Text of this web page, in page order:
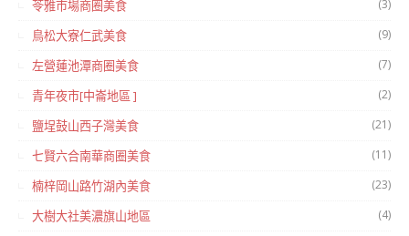
苓雅市場商圈美食 (3)
鳥松大寮仁武美食 (9)
左營蓮池潭商圈美食 (7)
青年夜市[中崙地區 ] (2)
鹽埕鼓山西子灣美食 (21)
七賢六合南華商圈美食 (11)
楠梓岡山路竹湖內美食 (23)
大樹大社美濃旗山地區 (4)